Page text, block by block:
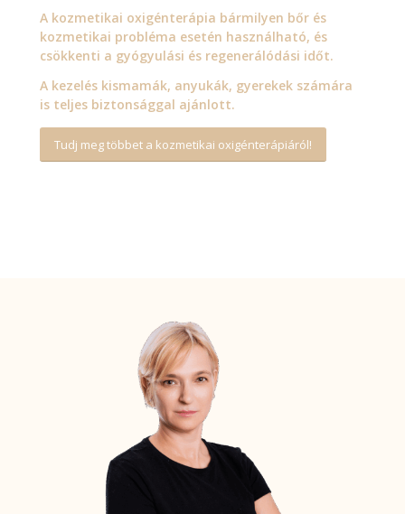
A kozmetikai oxigénterápia bármilyen bőr és
kozmetikai probléma esetén használható, és
csökkenti a gyógyulási és regenerálódási időt.
A kezelés kismamák, anyukák, gyerekek számára
is teljes biztonsággal ajánlott.
Tudj meg többet a kozmetikai oxigénterápiáról!